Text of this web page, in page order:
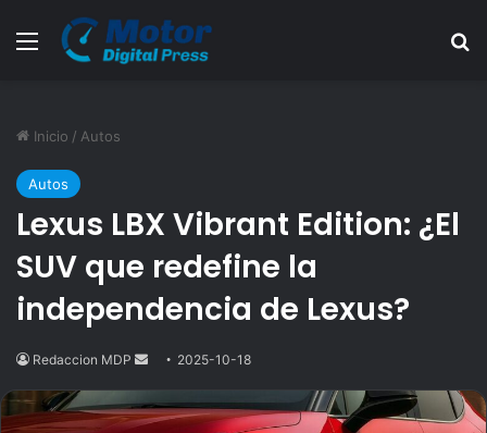
Menú
Inicio / Autos
Autos
Lexus LBX Vibrant Edition: ¿El
SUV que redefine la
independencia de Lexus?
Redaccion MDP
Send
email
2025-10-18